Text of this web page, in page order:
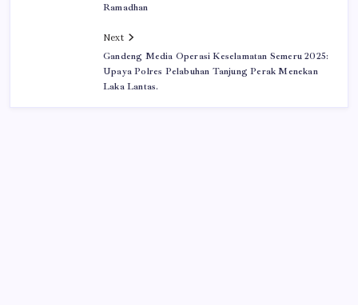
Ramadhan
Next
Gandeng Media Operasi Keselamatan Semeru 2025:
Upaya Polres Pelabuhan Tanjung Perak Menekan
Laka Lantas.